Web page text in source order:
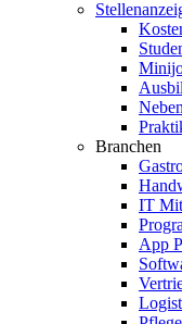
Branchen
IT
App